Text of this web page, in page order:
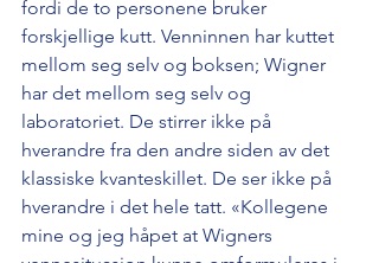
fordi de to personene bruker
forskjellige kutt. Venninnen har kuttet
mellom seg selv og boksen; Wigner
har det mellom seg selv og
laboratoriet. De stirrer ikke på
hverandre fra den andre siden av det
klassiske kvanteskillet. De ser ikke på
hverandre i det hele tatt. «Kollegene
mine og jeg håpet at Wigners